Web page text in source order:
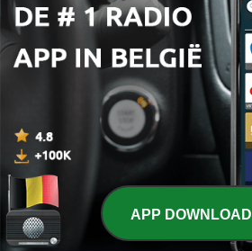
539 - #414 - Baantjer, de
vogels vliegen leuk?
#413 - Connie Palmen in de
North Sea Jazz
537 - #412 - Van Kinderpardon tot
klassieke muziek
04 jul. 2026
536 - #411 - Madonna, Wim T.
20 jun. 2026
APP